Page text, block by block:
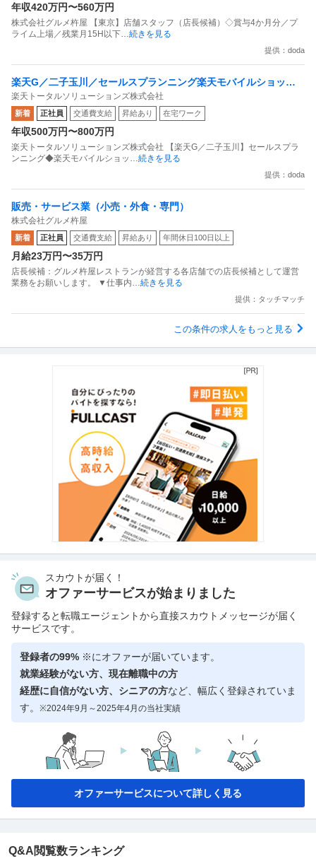
年収420万円〜560万円
株式会社グルメ杵屋 【東京】店舗スタッフ（店長候補）◇賞与4か月分／プ
ライム上場／残業月15H以下 …続きを見る
提供：doda
楽天G／二子玉川／セールスプランニング楽天モバイルショップ
品質統括・全国1600店／フレックス
楽天トータルソリューションズ株式会社
新着 正社員 交通費支給 昇給あり 在宅ワーク
年収500万円〜800万円
楽天トータルソリューションズ株式会社 【楽天G／二子玉川】セールスプラ
ンニング◆楽天モバイルショッ
…続きを見る
提供：doda
販売・サービス業（小売・外食・専門）
株式会社グルメ杵屋
新着 正社員 交通費支給 昇給あり 年間休日100日以上
月給23万円〜35万円
店長候補：グルメ杵屋レストランが経営する各店舗での店長候補として運営
業務をお願いします。 ▼仕事内 …続きを見る
提供：タッチマッチ
この条件の求人をもっと見る
スカウトが届く！
オファーサービスが始まりました
登録すると転職エージェントから直接スカウトメッセージが届く
サービスです。
登録者の99% ※にオファーが届いています。
就業経験がない方、現在離職中の方
経歴に自信がない方、シニアの方など、幅広く登録されていま
す。 ※2024年9月～2025年4月の当社実績
オファーサービスについて詳しく見る
Q&A閲覧数ランキング